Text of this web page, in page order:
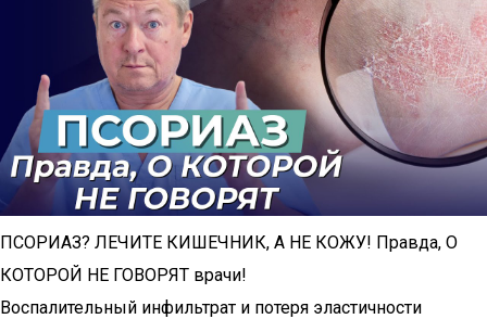
ПСОРИАЗ? ЛЕЧИТЕ КИШЕЧНИК, А НЕ КОЖУ! Правда, О
КОТОРОЙ НЕ ГОВОРЯТ врачи!
Воспалительный инфильтрат и потеря эластичности